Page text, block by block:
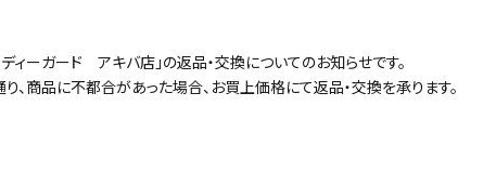
ィーガード アキバ店」の返品・交換についてのお知らせです。
、商品に不都合があった場合、お買上価格にて返品・交換を承ります。